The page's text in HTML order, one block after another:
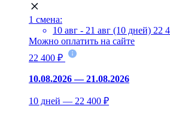
1 смена:
10 авг - 21 авг (10 дней) 22
Можно оплатить на сайте
22 400 ₽
10.08.2026 — 21.08.2026
10 дней — 22 400 ₽